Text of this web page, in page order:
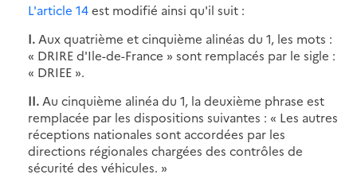
L'article 14est modifié ainsi qu'il suit :
I. Aux quatrième et cinquième alinéas du 1, les mots :
« DRIRE d'Ile-de-France » sont remplacés par le sigle :
« DRIEE ».
II. Au cinquième alinéa du 1, la deuxième phrase est
remplacée par les dispositions suivantes : « Les autres
réceptions nationales sont accordées par les
directions régionales chargées des contrôles de
sécurité des véhicules. »